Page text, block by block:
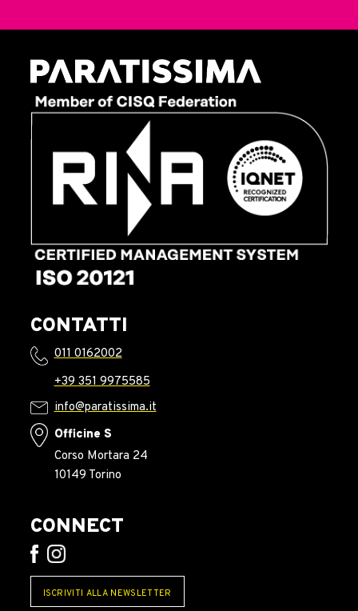
CONTATTI
011 0162002
+39 351 9975585
info@paratissima.it
Officine S
Corso Mortara 24
10149 Torino
CONNECT
ISCRIVITI ALLA NEWSLETTER